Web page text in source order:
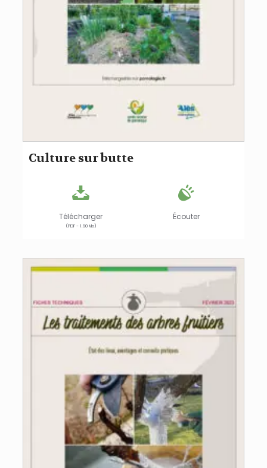
Culture sur butte
Télécharger
(PDF - 1.90 Mo)
Écouter